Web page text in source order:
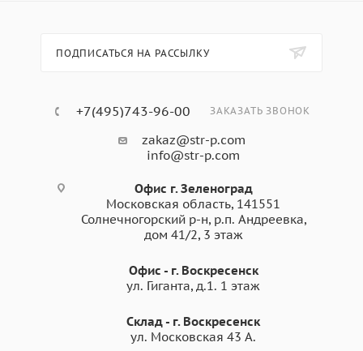
ПОДПИСАТЬСЯ НА РАССЫЛКУ
+7(495)743-96-00 ЗАКАЗАТЬ ЗВОНОК
zakaz@str-p.com
info@str-p.com
Офис г. Зеленоград
Московская область, 141551
Солнечногорский р-н, р.п. Андреевка,
дом 41/2, 3 этаж
Офис - г. Воскресенск
ул. Гиганта, д.1. 1 этаж
Склад - г. Воскресенск
ул. Московская 43 А.